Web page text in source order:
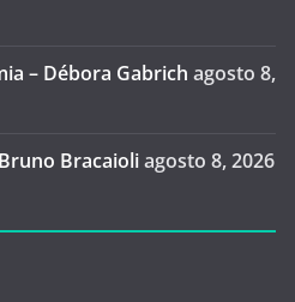
– Débora Gabrich agosto 8,
Bracaioliagosto 8, 2026